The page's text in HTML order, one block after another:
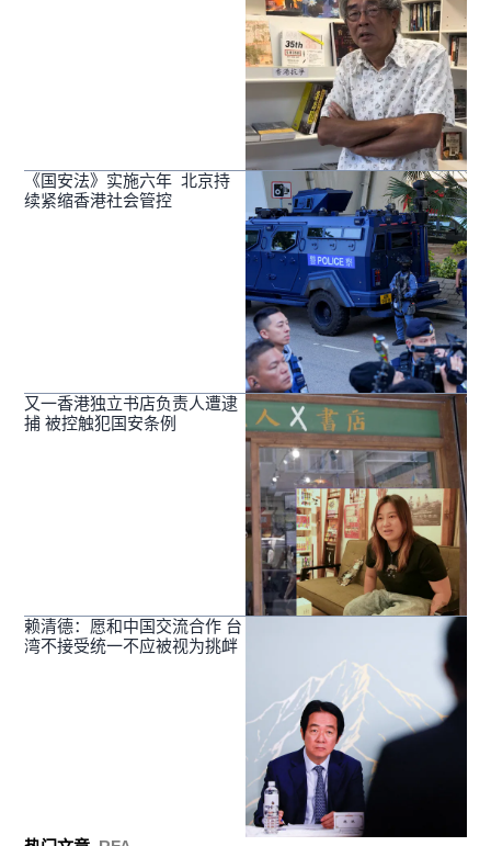
《国安法》实施六年 北京持
续紧缩香港社会管控
又一香港独立书店负责人遭逮
捕 被控触犯国安条例
赖清德：愿和中国交流合作 台
湾不接受统一不应被视为挑衅